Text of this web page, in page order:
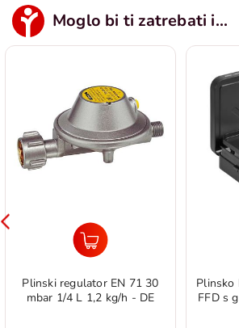
Moglo bi ti zatrebati i...
Plinski regulator EN 71 30
mbar 1/4 L 1,2 kg/h - DE
Plinsko
FFD s